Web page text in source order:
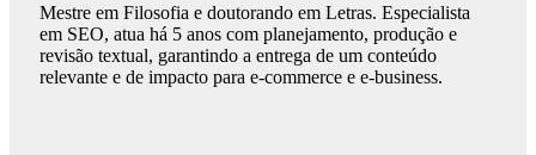
Mestre em Filosofia e doutorando em Letras. Especialista
em SEO, atua há 5 anos com planejamento, produção e
revisão textual, garantindo a entrega de um conteúdo
relevante e de impacto para e-commerce e e-business.